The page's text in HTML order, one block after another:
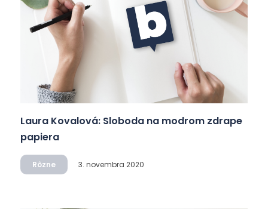
Laura Kovalová: Sloboda na modrom zdrape
papiera
Rôzne 3. novembra 2020